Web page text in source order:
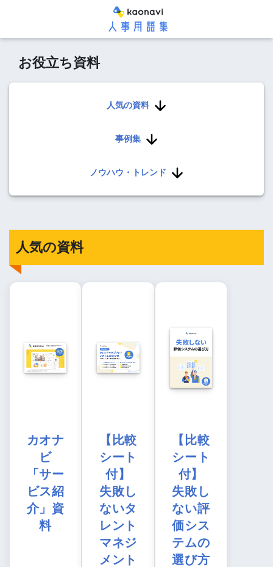
お役立ち資料
人気の資料
事例集
ノウハウ・トレンド
人気の資料
カオナ
ビ
「サー
ビス紹
介」資
料
【比較
シート
付】
失敗し
ないタ
レント
マネジ
メント
【比較
シート
付】
失敗し
ない評
価シス
テムの
選び方